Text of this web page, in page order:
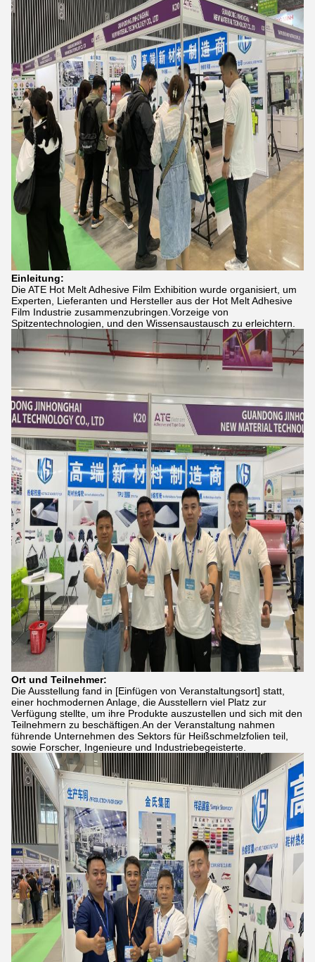
Einleitung:
Die ATE Hot Melt Adhesive Film Exhibition wurde organisiert, um
Experten, Lieferanten und Hersteller aus der Hot Melt Adhesive
Film Industrie zusammenzubringen.Vorzeige von
Spitzentechnologien, und den Wissensaustausch zu erleichtern.
Ort und Teilnehmer:
Die Ausstellung fand in [Einfügen von Veranstaltungsort] statt,
einer hochmodernen Anlage, die Ausstellern viel Platz zur
Verfügung stellte, um ihre Produkte auszustellen und sich mit den
Teilnehmern zu beschäftigen.An der Veranstaltung nahmen
führende Unternehmen des Sektors für Heißschmelzfolien teil,
sowie Forscher, Ingenieure und Industriebegeisterte.